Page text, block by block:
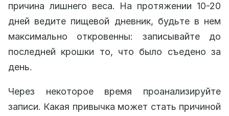
причина лишнего веса. На протяжении 10-20
дней ведите пищевой дневник, будьте в нем
максимально откровенны: записывайте до
последней крошки то, что было съедено за
день.
Через некоторое время проанализируйте
записи. Какая привычка может стать причиной